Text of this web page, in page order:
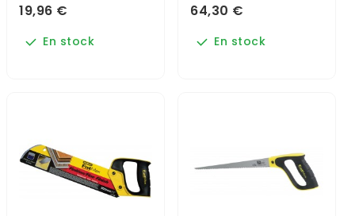
19,96 €
En stock
64,30 €
En stock